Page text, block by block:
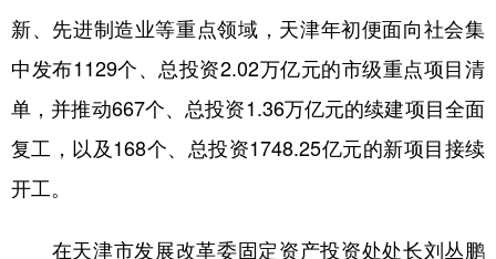
新、先进制造业等重点领域，天津年初便面向社会集
中发布1129个、总投资2.02万亿元的市级重点项目清
单，并推动667个、总投资1.36万亿元的续建项目全面
复工，以及168个、总投资1748.25亿元的新项目接续
开工。
在天津市发展改革委固定资产投资处处长刘丛鹏